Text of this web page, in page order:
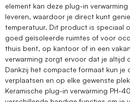
element kan deze plug-in
leveren, waardoor je direct kunt
temperatuur. Dit product is speciaal
goed geïsoleerde ruimtes of voor
thuis bent, op kantoor of in een
verwarming zorgt ervoor dat je altijd
Dankzij het compacte formaat kun je
verplaatsen en op elke gewenste
Keramische plug-in verwarming PH-